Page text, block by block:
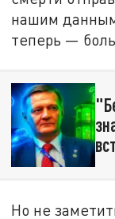
нашим
теперь —
Но не